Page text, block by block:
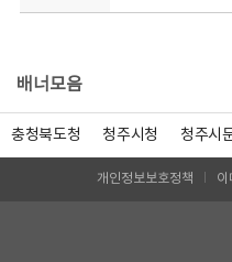
배너모음
충청북도청 청주시청 청주시
개인정보보호정책 이